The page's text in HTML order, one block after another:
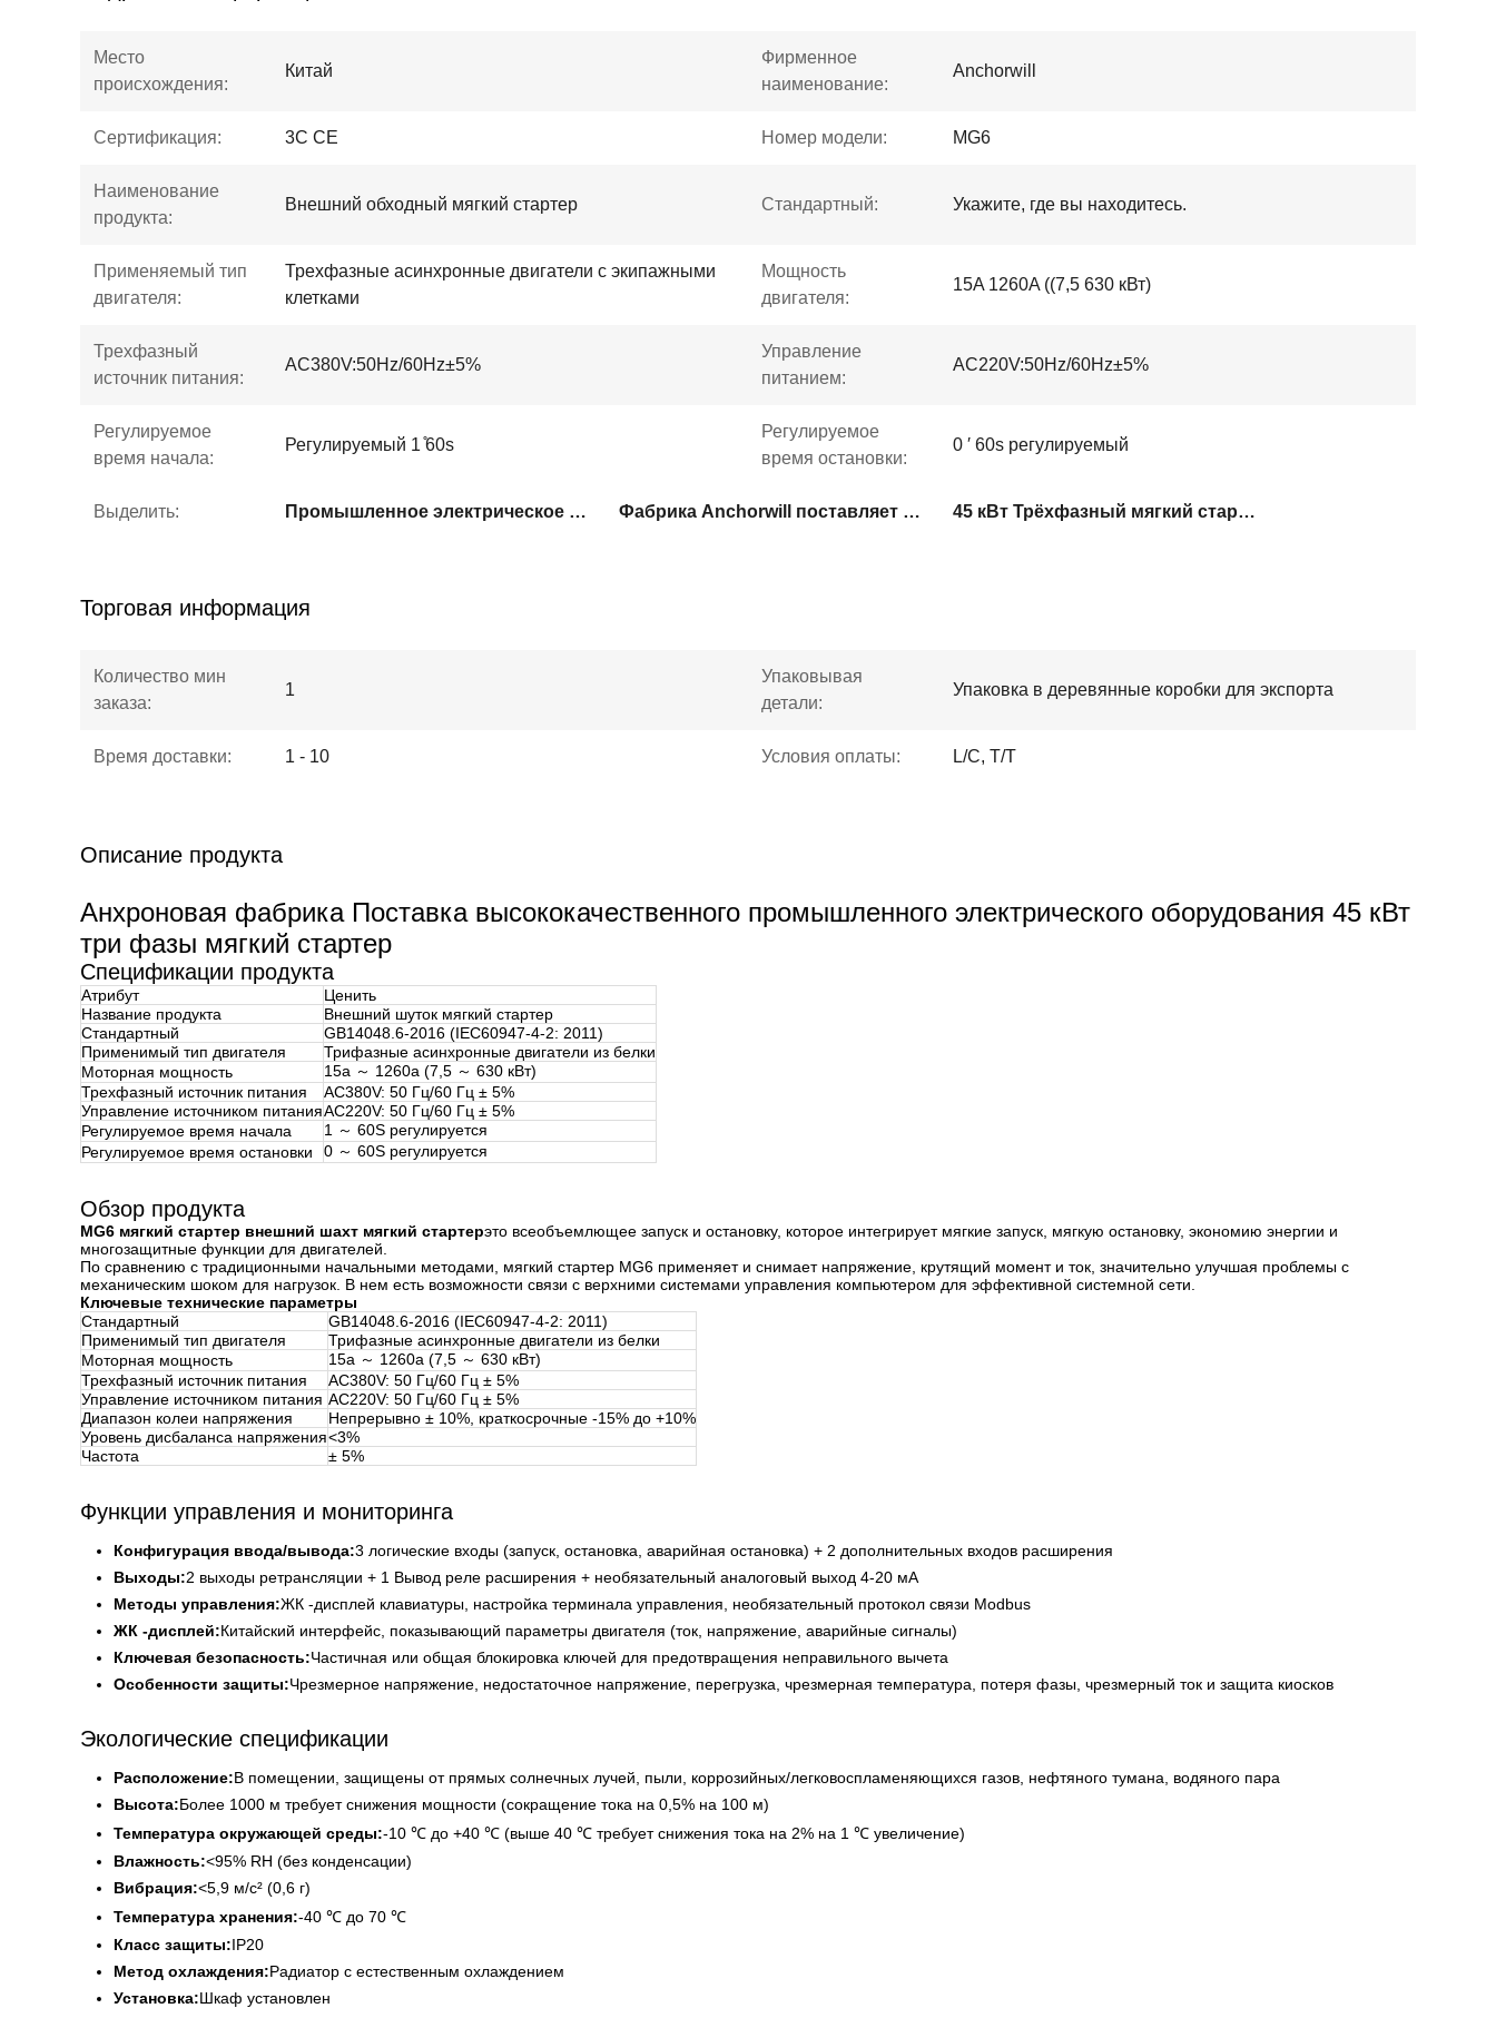
Место
происхождения:
Китай
Фирменное
наименование:
Anchorwill
Сертификация: 3C CE Номер модели: MG6
Наименование
продукта:
Внешний обходный мягкий стартер Стандартный: Укажите, где вы находитесь.
Применяемый тип
двигателя:
Трехфазные асинхронные двигатели с экипажными
клетками
Мощность
двигателя:
15A 1260A ((7,5 630 кВт)
Трехфазный
источник питания:
AC380V:50Hz/60Hz±5%
Управление
питанием:
AC220V:50Hz/60Hz±5%
Регулируемое
время начала:
Регулируемый 1 ̊60s
Регулируемое
время остановки:
0 ′ 60s регулируемый
Выделить: Промышленное электрическое оборудование Фабрика Anchorwill поставляет мягкий стартер 45 кВт Трёхфазный мягкий стартер
Торговая информация
Количество мин
заказа:
1
Упаковывая
детали:
Упаковка в деревянные коробки для экспорта
Время доставки: 1 - 10 Условия оплаты: L/C, T/T
Описание продукта
Анхроновая фабрика Поставка высококачественного промышленного электрического оборудования 45 кВт
три фазы мягкий стартер
Спецификации продукта
Атрибут
Ценить
Название продукта
Внешний шуток мягкий стартер
Стандартный
GB14048.6-2016 (IEC60947-4-2: 2011)
Применимый тип двигателя
Трифазные асинхронные двигатели из белки
Моторная мощность
15a ～ 1260a (7,5 ～ 630 кВт)
Трехфазный источник питания
AC380V: 50 Гц/60 Гц ± 5%
Управление источником питанияAC220V: 50 Гц/60 Гц ± 5%
Регулируемое время начала
1 ～ 60S регулируется
Регулируемое время остановки
0 ～ 60S регулируется
Обзор продукта
MG6 мягкий стартер внешний шахт мягкий стартерэто всеобъемлющее запуск и остановку, которое интегрирует мягкие запуск, мягкую остановку, экономию энергии и
многозащитные функции для двигателей.
По сравнению с традиционными начальными методами, мягкий стартер MG6 применяет и снимает напряжение, крутящий момент и ток, значительно улучшая проблемы с
механическим шоком для нагрузок. В нем есть возможности связи с верхними системами управления компьютером для эффективной системной сети.
Ключевые технические параметры
Стандартный
GB14048.6-2016 (IEC60947-4-2: 2011)
Применимый тип двигателя
Трифазные асинхронные двигатели из белки
Моторная мощность
15a ～ 1260a (7,5 ～ 630 кВт)
Трехфазный источник питания
AC380V: 50 Гц/60 Гц ± 5%
Управление источником питания AC220V: 50 Гц/60 Гц ± 5%
Диапазон колеи напряжения
Непрерывно ± 10%, краткосрочные -15% до +10%
Уровень дисбаланса напряжения<3%
Частота
± 5%
Функции управления и мониторинга
Конфигурация ввода/вывода:3 логические входы (запуск, остановка, аварийная остановка) + 2 дополнительных входов расширения
Выходы:2 выходы ретрансляции + 1 Вывод реле расширения + необязательный аналоговый выход 4-20 мА
Методы управления:ЖК -дисплей клавиатуры, настройка терминала управления, необязательный протокол связи Modbus
ЖК -дисплей:Китайский интерфейс, показывающий параметры двигателя (ток, напряжение, аварийные сигналы)
Ключевая безопасность:Частичная или общая блокировка ключей для предотвращения неправильного вычета
Особенности защиты:Чрезмерное напряжение, недостаточное напряжение, перегрузка, чрезмерная температура, потеря фазы, чрезмерный ток и защита киосков
Экологические спецификации
Расположение:В помещении, защищены от прямых солнечных лучей, пыли, коррозийных/легковоспламеняющихся газов, нефтяного тумана, водяного пара
Высота:Более 1000 м требует снижения мощности (сокращение тока на 0,5% на 100 м)
Температура окружающей среды:-10 ℃ до +40 ℃ (выше 40 ℃ требует снижения тока на 2% на 1 ℃ увеличение)
Влажность:<95% RH (без конденсации)
Вибрация:<5,9 м/с² (0,6 г)
Температура хранения:-40 ℃ до 70 ℃
Класс защиты:IP20
Метод охлаждения:Радиатор с естественным охлаждением
Установка:Шкаф установлен